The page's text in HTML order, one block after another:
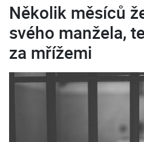
Několik měsíců
svého manžela,
za mřížemi